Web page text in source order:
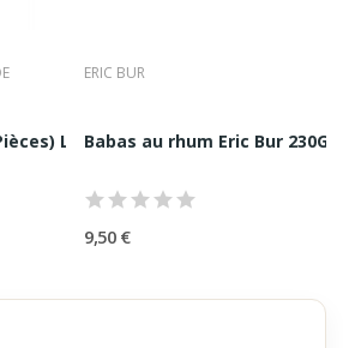
Le Comptoir de...
ERIC BUR
Babas au rhum Eric Bur 230G
9,50 €